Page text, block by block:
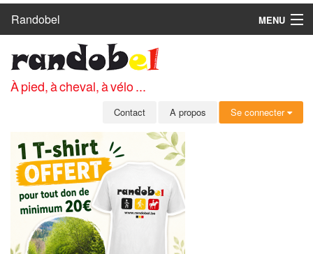
Randobel
MENU
CIRCUITS
CLUBS
MEMBRES
SE CONNECTER
INSCRIPTION GRATUITE
MOT DE PASSE OUBLIÉ
À pied, à cheval, à vélo ...
Contact A propos Se connecter